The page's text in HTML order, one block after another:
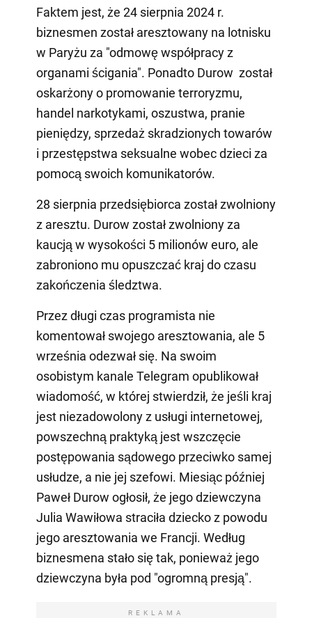
Faktem jest, że 24 sierpnia 2024 r.
biznesmen został aresztowany na lotnisku
w Paryżu za "odmowę współpracy z
organami ścigania". Ponadto Durow został
oskarżony o promowanie terroryzmu,
handel narkotykami, oszustwa, pranie
pieniędzy, sprzedaż skradzionych towarów
i przestępstwa seksualne wobec dzieci za
pomocą swoich komunikatorów.
28 sierpnia przedsiębiorca został zwolniony
z aresztu. Durow został zwolniony za
kaucją w wysokości 5 milionów euro, ale
zabroniono mu opuszczać kraj do czasu
zakończenia śledztwa.
Przez długi czas programista nie
komentował swojego aresztowania, ale 5
września odezwał się. Na swoim
osobistym kanale Telegram opublikował
wiadomość, w której stwierdził, że jeśli kraj
jest niezadowolony z usługi internetowej,
powszechną praktyką jest wszczęcie
postępowania sądowego przeciwko samej
usłudze, a nie jej szefowi. Miesiąc później
Paweł Durow ogłosił, że jego dziewczyna
Julia Wawiłowa straciła dziecko z powodu
jego aresztowania we Francji. Według
biznesmena stało się tak, ponieważ jego
dziewczyna była pod "ogromną presją".
REKLAMA